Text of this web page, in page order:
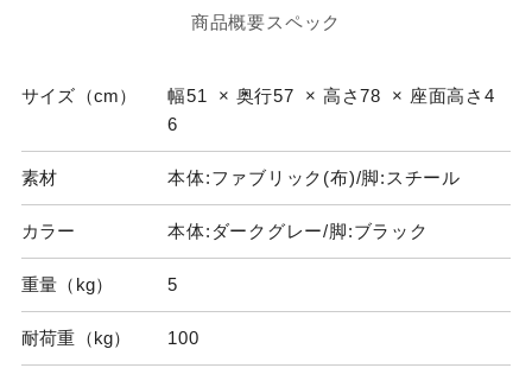
商品概要スペック
サイズ（cm）
幅51 × 奥行57 × 高さ78 × 座面高さ4
6
素材 本体:ファブリック(布)/脚:スチール
カラー 本体:ダークグレー/脚:ブラック
重量（kg） 5
耐荷重（kg） 100